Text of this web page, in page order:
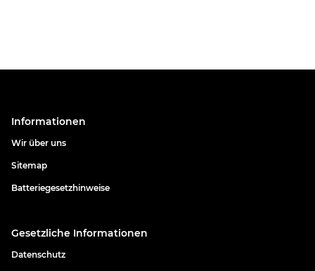
Informationen
Wir über uns
Sitemap
Batteriegesetzhinweise
Gesetzliche Informationen
Datenschutz